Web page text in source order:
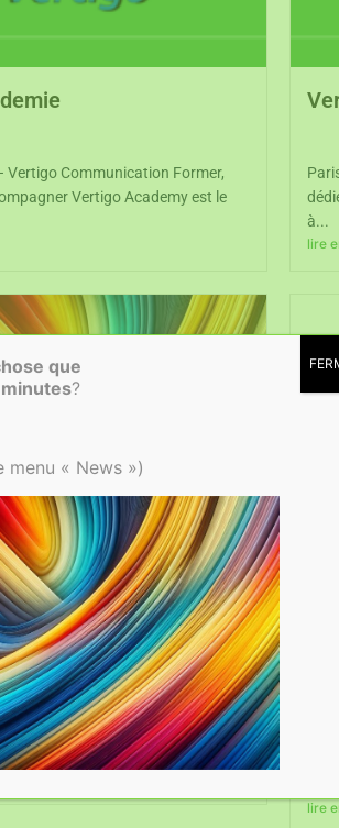
Vertigo Communication Former,
Vertigo Academy est le
à...
lire
votre couleur
dominante pour mieux
d’aimer, d’agir, de traverser
:
lire
que
?
« News »)